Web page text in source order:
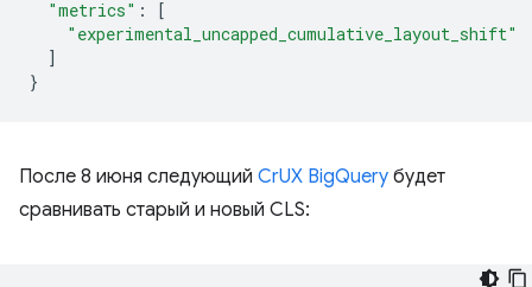
"metrics" :
[
"experimental_uncapped_cumulative_layout_shift"
]
}
После 8 июня следующий CrUX BigQuery будет
сравнивать старый и новый CLS: